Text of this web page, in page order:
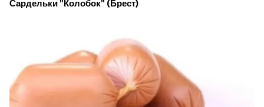
Сардельки "Колобок" (Брест)